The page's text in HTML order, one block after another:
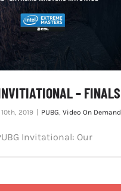
– FINALS
2019 PUBG, Video On Demand
Invitational: Our